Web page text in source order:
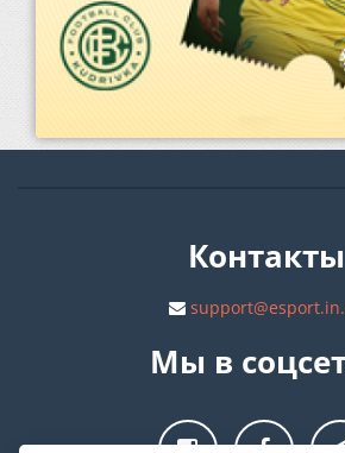
Контакты
Мы в